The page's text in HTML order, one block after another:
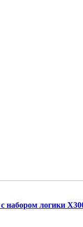
набором логики